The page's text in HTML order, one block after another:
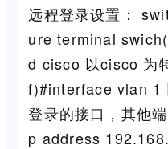
远程登录设置：
ure terminal
d cisco 以cisco 为
f)#interface vlan 1
登录的接口，其他
p address